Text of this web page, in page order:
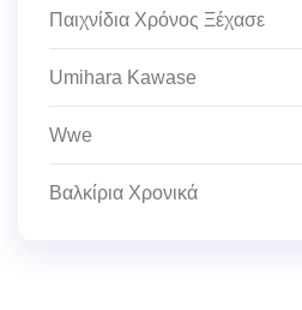
Παιχνίδια Χρόνος Ξέχασε
Umihara Kawase
Wwe
Βαλκίρια Χρονικά